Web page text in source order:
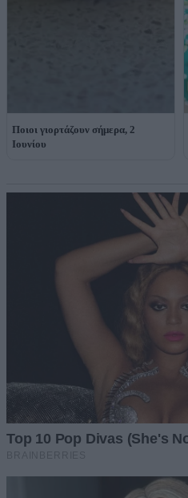
Ποιοι γιορτάζουν σήμερα, 2
Ιουνίου